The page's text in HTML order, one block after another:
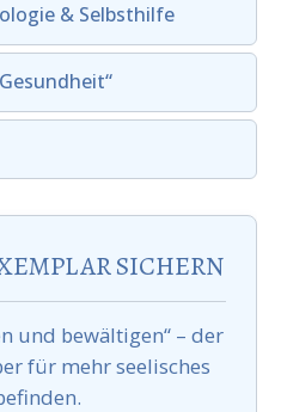
& Selbsthilfe
SICHERN
und bewältigen“ – der
für mehr seelisches